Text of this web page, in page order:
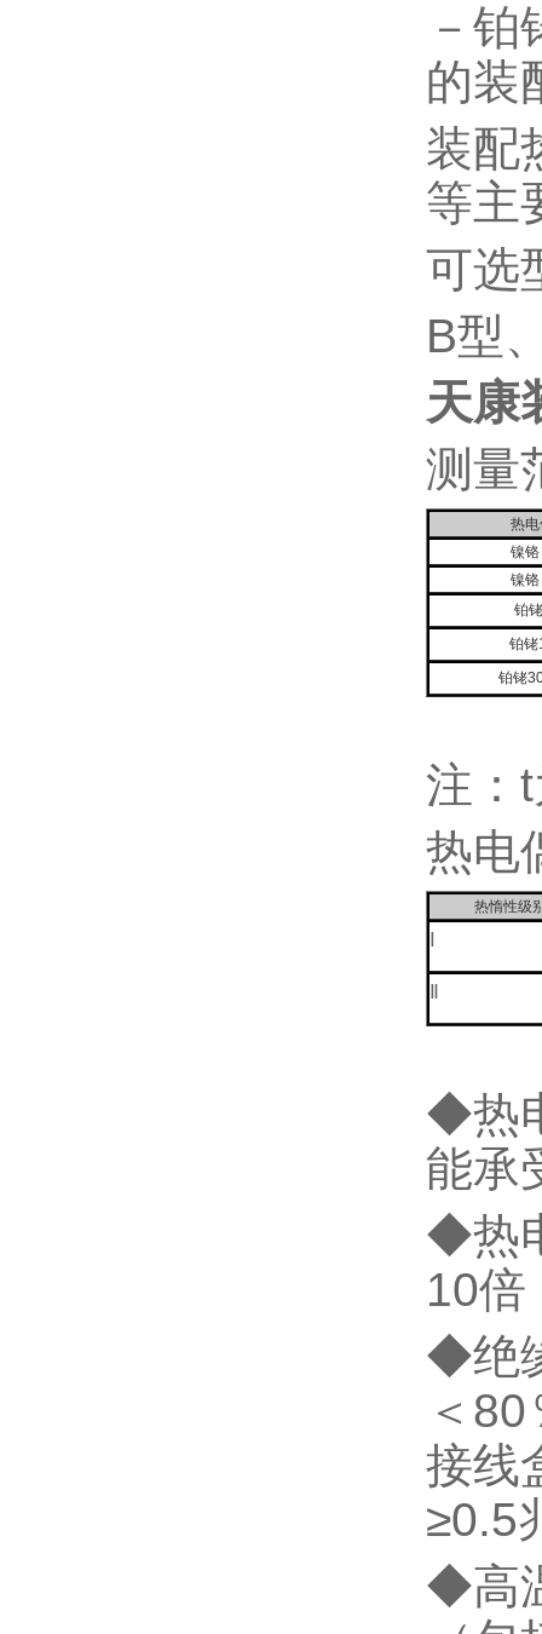
－
的装
装配
等主
可选
B型
天康
测量
热
镍
镍
铂
铂铑
铂铑
注：
热电
热惰性级
◆热
能承
◆热
10倍
◆绝
＜
接线
≥0.5
◆高